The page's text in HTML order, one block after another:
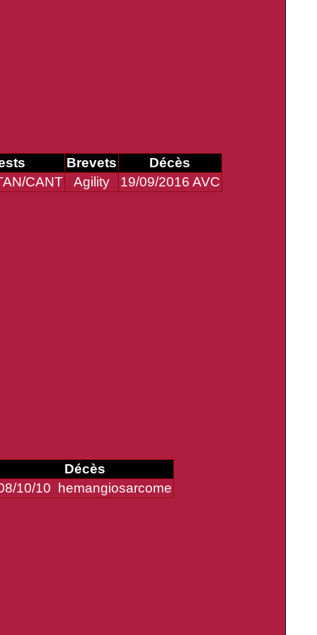
Brevets
Décès
CANT Agility 19/09/2016 AVC
Décès
10/10 hemangiosarcome